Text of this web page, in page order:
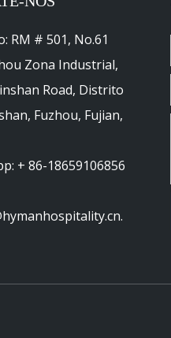
RM # 501, No.61
Zona Industrial,
Road, Distrito
Fuzhou, Fujian,
+ 86-18659106856